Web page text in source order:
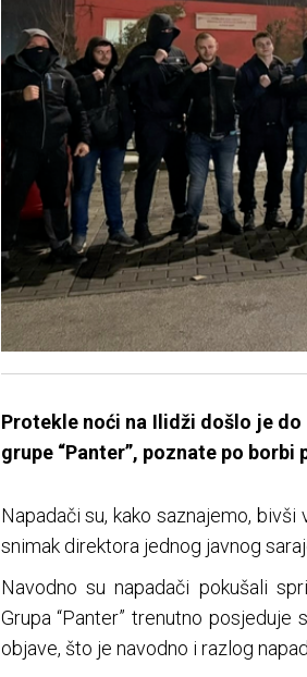
Protekle noći na Ilidži došlo je
grupe “Panter”, poznate po
Napadači su, kako saznajemo,
snimak direktora jednog javnog
Navodno su napadači pokušali
Grupa “Panter” trenutno
objave, što je navodno i razlog